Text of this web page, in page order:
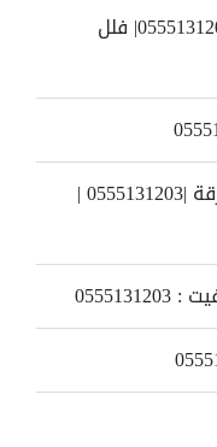
شركة تنظيف في الجميرا دبي |0555131203| فلل
شركة جلي وتلميع رخام في الشارقة |0555131203 |